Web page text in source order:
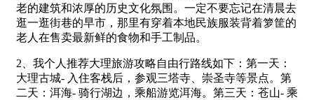
老的建筑和浓厚的历史文化氛围。一定不要忘记在清晨去
逛一逛街巷的早市，那里有穿着本地民族服装背着箩筐的
老人在售卖最新鲜的食物和手工制品。
2、我个人推荐大理旅游攻略自由行路线如下：第一天：
大理古城- 入住客栈后，参观三塔寺、崇圣寺等景点。第
二天：洱海- 骑行湖边，乘船游览洱海。第三天：苍山- 乘